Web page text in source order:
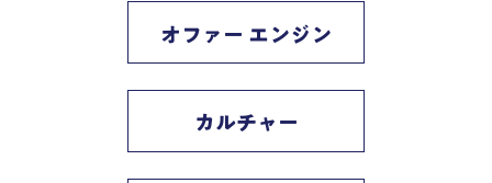
オファー エンジン
カルチャー